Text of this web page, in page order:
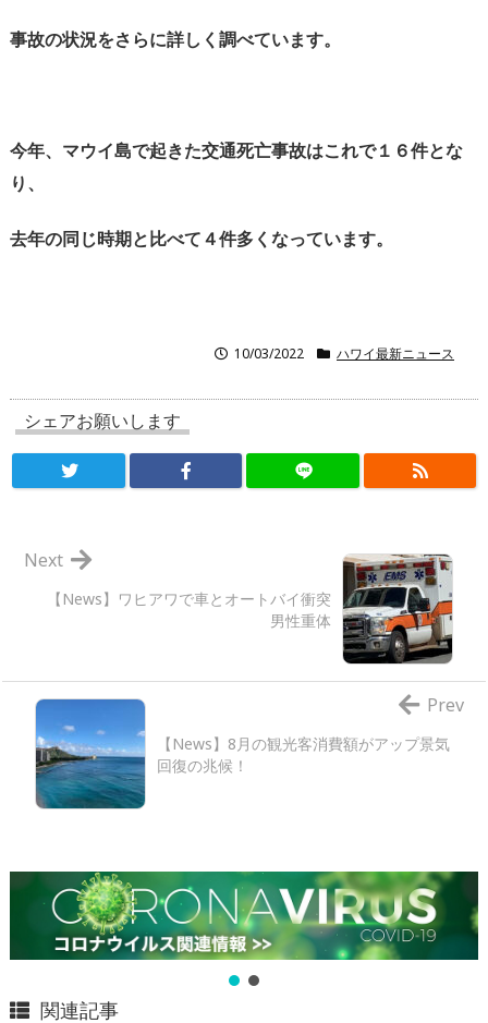
事故の状況をさらに詳しく調べています。
今年、マウイ島で起きた交通死亡事故はこれで１６件とな
り、
去年の同じ時期と比べて４件多くなっています。
10/03/2022 ハワイ最新ニュース
シェアお願いします
【News】ワヒアワで車とオートバイ衝突
男性重体
Next
【News】8月の観光客消費額がアップ景気
回復の兆候！
Prev
関連記事